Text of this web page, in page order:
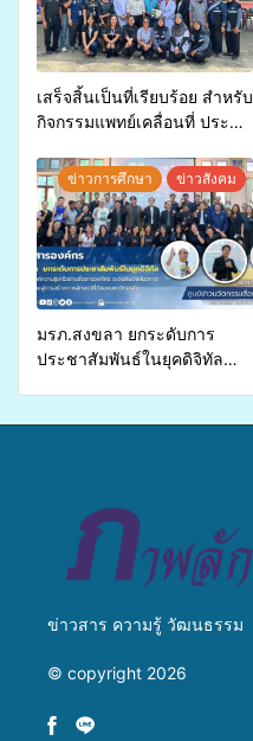
เสร็จสิ้นเป็นที่เรียบร้อย สำหรับ
กิจกรรมแพทย์เคลื่อนที่ ประจำ
สุขภาพแก่ประชาชนในพื้นที่
อำเภอจะนะ
ข่าวการศึกษา ข่าวสังคม
มรภ.สงขลา ยกระดับการ
ประชาสัมพันธ์ในยุคดิจิทัล
ข่าวสาร ความรู้ วัฒนธรรม
© copyright 2026